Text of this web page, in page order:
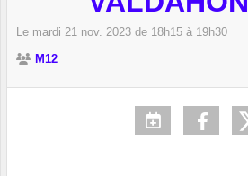
Le mardi 21 nov. 2023 de 18h15 à 19h30
M12